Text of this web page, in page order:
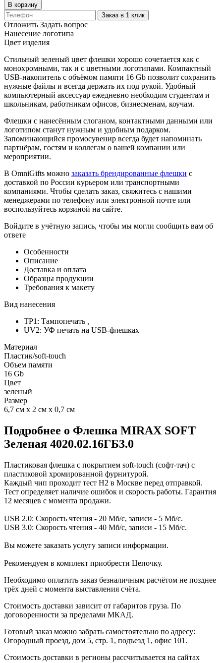
В корзину
Заказ в 1 клик
Отложить Задать вопрос
Нанесение логотипа
Цвет изделия
Стильный зеленый цвет флешки хорошо сочетается как с
монохромными, так и с цветными логотипами. Компактный
USB-накопитель с объёмом памяти 16 Gb позволит сохранить
нужные файлы и всегда держать их под рукой. Удобный
компьютерный аксессуар ежедневно необходим студентам и
школьникам, работникам офисов, бизнесменам, коучам.
Флешки с нанесённым слоганом, контактными данными или
логотипом станут нужным и удобным подарком.
Запоминающийся промосувенир всегда будет напоминать
партнёрам, гостям и коллегам о вашей компании или
мероприятии.
В OmniGifts можно заказать брендированные флешки с
доставкой по России курьером или транспортными
компаниями. Чтобы сделать заказ, свяжитесь с нашими
менеджерами по телефону или электронной почте или
воспользуйтесь корзиной на сайте.
Войдите в учётную запись, чтобы мы могли сообщить вам об
ответе
Особенности
Описание
Доставка и оплата
Образцы продукции
Требования к макету
Вид нанесения
TP1: Тампопечать
UV2: УФ печать на USB-флешках
Материал
Пластик/soft-touch
Объем памяти
16 Gb
Цвет
зеленый
Размер
6,7 см х 2 см х 0,7 см
Подробнее о Флешка MIRAX SOFT
Зеленая 4020.02.16ГБ3.0
Пластиковая флешка с покрытием soft-touch (софт-тач) с
пластиковой хромированной фурнитурой.
Каждый чип проходит тест H2 в Москве перед отправкой.
Тест определяет наличие ошибок и скорость работы. Гарантия
12 месяцев с момента продажи.
USB 2.0: Скорость чтения - 20 Мб/с, записи - 5 Мб/с.
USB 3.0: Скорость чтения - 40 Мб/с, записи - 15 Мб/с.
Вы можете заказать услугу записи информации.
Рекомендуем в комплект приобрести Цепочку.
Необходимо оплатить заказ безналичным расчётом не позднее
трёх дней с момента выставления счёта.
Стоимость доставки зависит от габаритов груза. По
договоренности за пределами МКАД.
Готовый заказ можно забрать самостоятельно по адресу:
Огородный проезд, дом 5, стр. 1, подъезд 1, офис 101.
Стоимость доставки в регионы рассчитывается на сайтах